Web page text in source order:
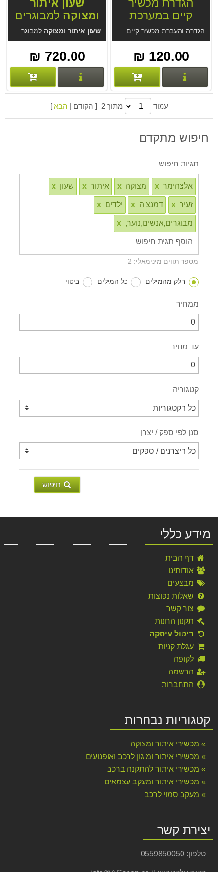
הגדרת מכשיר
קיים במערכת
איתורGPS Trace הגדרה והעברת מכשיר קיים למערכת איתורGPS Trace. המערכת מחברת Gurtam הגדולה בעולם ב
120.00 ₪
פרטים נוספים
שעון איתור
ומצוקה למבוגרים
GT52 4G.
שעון איתור ומצוקה למבוגרים GT52 4G.
720.00 ₪
פרטים נוספים
עמוד מתוך 2 [ הקודם | הבא ]
חיפוש מתקדם
תגיות חיפוש
אלצהימר x מצוקה x איתור x שעון x
זעיר x דמנציה x ילדים x
מבוגרים,אנשים,נוער, x
מספר תווים מינימאלי: 2
חלק מהמילים כל המילים ביטוי
ממחיר
עד מחיר
קטגוריה
סנן לפי ספק / יצרן
חיפוש
מידע כללי
דף הבית
אודותינו
מבצעים
שאלות נפוצות
צור קשר
תקנון החנות
ביטול עיסקה
עגלת קניות
לקופה
הרשמה
התחברות
קטגוריות נבחרות
מכשירי איתור ומצוקה
מכשירי איתור ומיגון לרכב ואופנועים
מכשירי איתור להתקנה ברכב
מכשירי איתור ומעקב עצמאים
מעקב סמוי לרכב
יצירת קשר
טלפון: 0559850050